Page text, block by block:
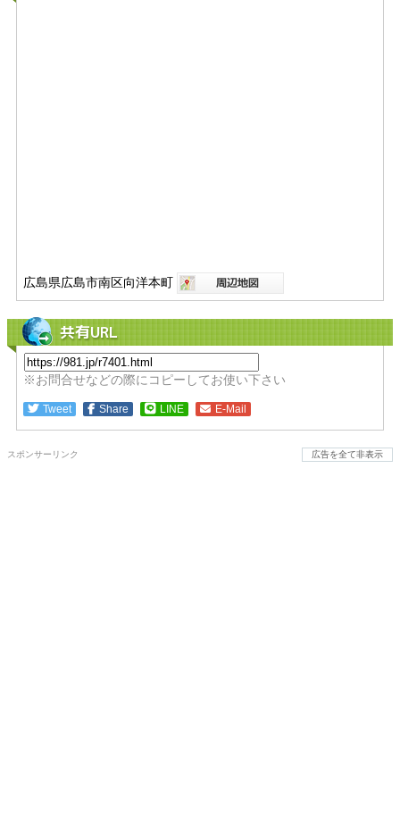
広島県広島市南区向洋本町
共有URL
※お問合せなどの際にコピーしてお使い下さい
Tweet Share LINE E-Mail
スポンサーリンク 広告を全て非表示